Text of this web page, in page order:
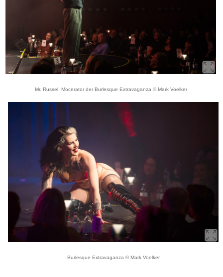
Mr. Russel, Mocerator der Burlesque Extravaganza © Mark Voelker
Burlesque Extravaganza © Mark Voelker